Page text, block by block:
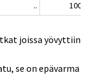
.. 100
joissa yövyttiin
se on epävarma